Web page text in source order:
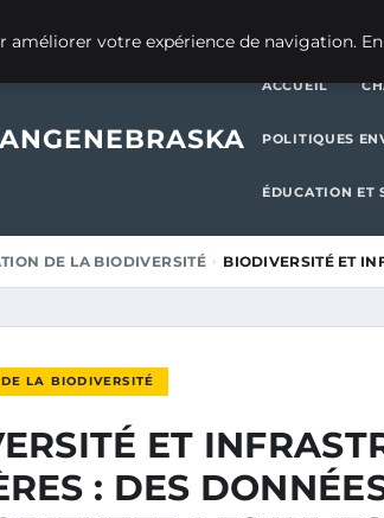
ACCUEIL
POLITIQUES
ÉDUCATION ET
DE LA BIODIVERSITÉ BIODIVERSITÉ ET
LA BIODIVERSITÉ
ET
: DES
améliorer votre expérience de navigation.